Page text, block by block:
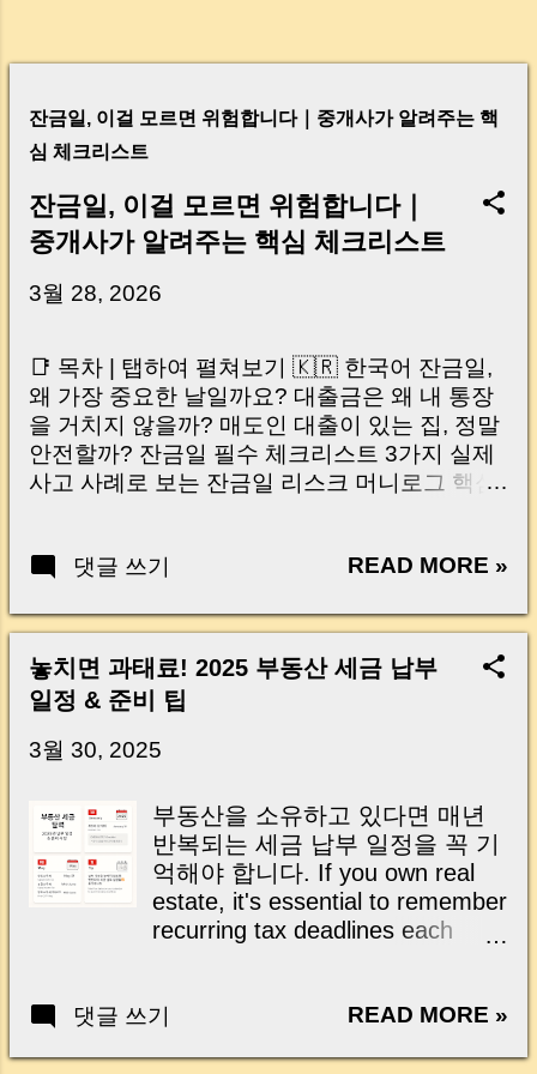
잔금일, 이걸 모르면 위험합니다｜중개사가 알려주는 핵
심 체크리스트
잔금일, 이걸 모르면 위험합니다｜
중개사가 알려주는 핵심 체크리스트
3월 28, 2026
📑 목차 | 탭하여 펼쳐보기 🇰🇷 한국어 잔금일,
왜 가장 중요한 날일까요? 대출금은 왜 내 통장
을 거치지 않을까? 매도인 대출이 있는 집, 정말
안전할까? 잔금일 필수 체크리스트 3가지 실제
사고 사례로 보는 잔금일 리스크 머니로그 핵심
Your Account Is It Safe If the Seller Has a
Real Risks and Mistakes to Avoid MoneyLog
Key Takeaway 혹시 이런 생각 해보신 적 있으
신가요? “잔금일… 그냥 돈 보내고 끝나는 거 아
닌가요?” 하지만 현장에서 보면 전혀 그렇지 않
습니다. 잔금일은 ‘서류 몇 장 처리하는 날’이 아
중개 현장에서 겪었던 일입니다. 금요일 오후 3
시, 이체 한도에 막혀 송금이 멈췄고 그 자리에
서 계약이 무산될 뻔한 아찔한 상황이 있었습니
다. 또 어떤 분은 이렇게 말씀하십니다. “내 대출
인데 왜 내 통장으로 안 들어오죠?” “매도인이 대
사실은 ‘구조’를 몰라서 생기는 걱정입니다. 그래
서 오늘은 잔금일에 실제로 돈이 어떻게 움직이
는지, 왜 사고가 나는지, 그리고 무엇을 꼭 준비
댓글 쓰기 READ MORE »
놓치면 과태료! 2025 부동산 세금 납부
일정 & 준비 팁
3월 30, 2025
부동산을 소유하고 있다면 매년
반복되는 세금 납부 일정을 꼭 기
억해야 합니다. If you own real
estate, it's essential to remember
recurring tax deadlines each
변화가 있을 수 있어, 미리 일정을
댓글 쓰기 READ MORE »